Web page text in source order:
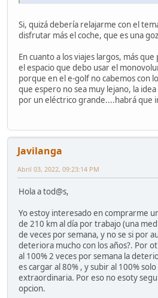
Si, quizá debería relajarme con el
disfrutar más el coche, que es una
En cuanto a los viajes largos, más
el espacio que debo usar el
porque en el e-golf no cabemos con
que espero no sea muy lejano, la
por un eléctrico grande....habrá que
Javilanga
Abril 03, 2022, 09:23:14 PM
Hola a tod@s,
Yo estoy interesado en comprarme
de 210 km al día por trabajo (una
de veces por semana, y no se si por
deteriora mucho con los años?. Por
al 100% 2 veces por semana la
es cargar al 80% , y subir al 100%
extraordinaria. Por eso no esoty
opcion.